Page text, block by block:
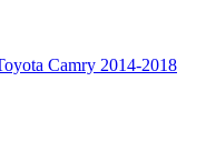
Camry 2014-2018